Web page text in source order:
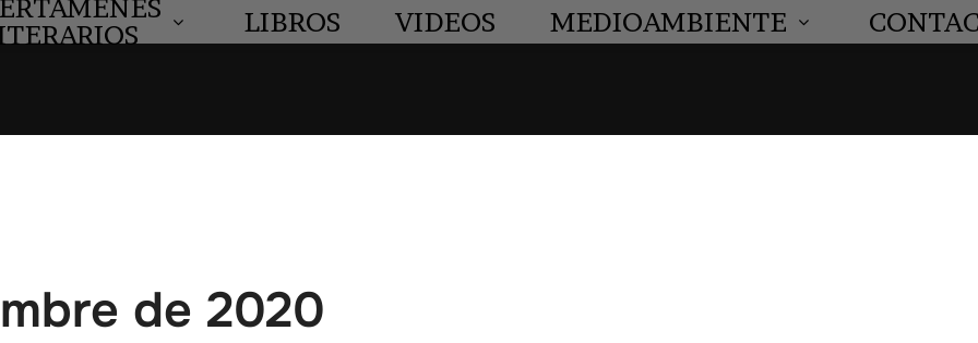
LIBROS VIDEOS MEDIOAMBIENTE
de 2020